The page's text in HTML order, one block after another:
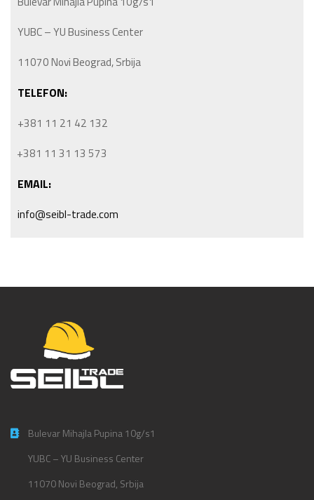
YUBC – YU Business Center
11070 Novi Beograd, Srbija
TELEFON:
+381 11 21 42 132
+381 11 31 13 573
EMAIL:
info@seibl-trade.com
Bulevar Mihajla Pupina 10g/s1
YUBC – YU Business Center
11070 Novi Beograd, Srbija